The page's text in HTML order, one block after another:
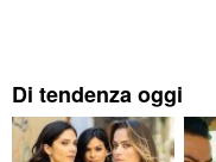
Di tendenza oggi